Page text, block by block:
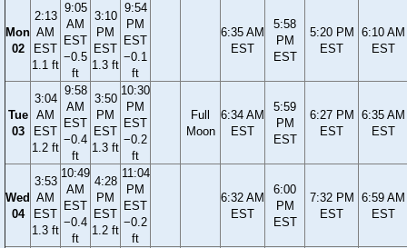
Mon
02
2:13
AM
EST
1.1 ft
9:05
AM
EST
−0.5
ft
3:10
PM
EST
1.3 ft
9:54
PM
EST
−0.1
ft
6:35 AM
EST
5:58
PM
EST
5:20 PM
EST
6:10 AM
EST
Tue
03
3:04
AM
EST
1.2 ft
9:58
AM
EST
−0.4
ft
3:50
PM
EST
1.3 ft
10:30
PM
EST
−0.2
ft
Full
Moon
6:34 AM
EST
5:59
PM
EST
6:27 PM
EST
6:35 AM
EST
Wed
04
3:53
AM
EST
1.3 ft
10:49
AM
EST
−0.4
ft
4:28
PM
EST
1.2 ft
11:04
PM
EST
−0.2
ft
6:32 AM
EST
6:00
PM
EST
7:32 PM
EST
6:59 AM
EST